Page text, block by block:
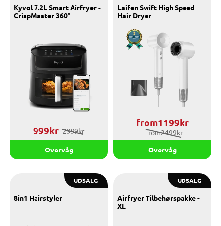
Kyvol 7.2L Smart Airfryer -
CrispMaster 360°
999kr 2999kr
Overvåg
Laifen Swift High Speed
Hair Dryer
from1199kr
from2499kr
Overvåg
UDSALG
8in1 Hairstyler
UDSALG
Airfryer Tilbehørspakke -
XL